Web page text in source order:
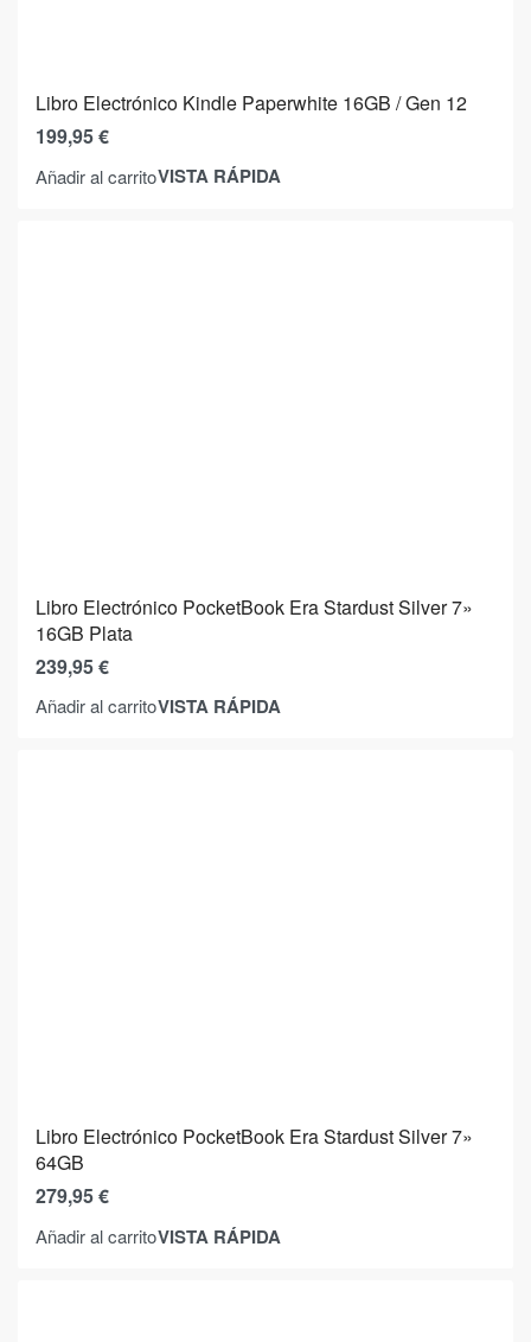
Libro Electrónico Kindle Paperwhite 16GB / Gen 12
199,95€
Añadir al carritoVISTA RÁPIDA
Libro Electrónico PocketBook Era Stardust Silver 7»
16GB Plata
239,95€
Añadir al carritoVISTA RÁPIDA
Libro Electrónico PocketBook Era Stardust Silver 7»
64GB
279,95€
Añadir al carritoVISTA RÁPIDA